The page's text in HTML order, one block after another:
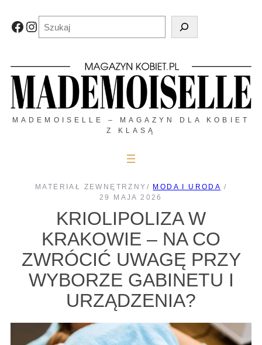
treściFacebook
Instagram
MADEMOISELLE – MAGAZYN DLA KOBIET
Z KLASĄ
MATERIAŁ ZEWNĘTRZNY / MODA I URODA /
29 MAJA 2026
KRIOLIPOLIZA W
KRAKOWIE – NA CO
ZWRÓCIĆ UWAGĘ PRZY
WYBORZE GABINETU I
URZĄDZENIA?